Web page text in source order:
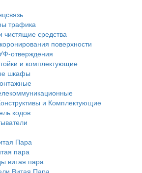
трафика
чистящие средства
поверхности
отверждения
и комплектующие
шкафы
и Комплектующие
кодов
Пара
пара
витая пара
Витая Пара